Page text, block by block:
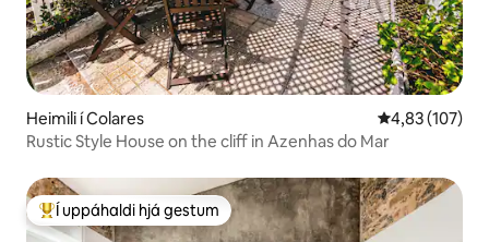
Heimili í Colares 4,83 af 5 í
4,83 (107)
Rustic Style House on the cliff in Azenhas do Mar
Í mestu uppáhaldi hjá gestum
Í uppáhaldi hjá gestum